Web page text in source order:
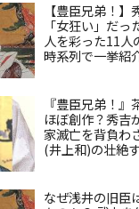
【豊臣兄弟！】
「女狂い」だ
人を彩った11人
時系列で一挙紹
『豊臣兄弟！』
ほぼ創作？秀吉
家滅亡を背負わ
(井上和)の壮絶
なぜ浅井の旧臣